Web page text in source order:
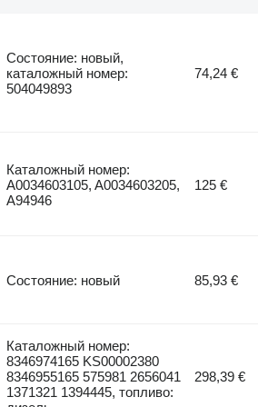
Состояние: новый,
каталожный номер:
504049893
74,24 €
Каталожный номер:
A0034603105, A0034603205,
A94946
125 €
Состояние: новый 85,93 €
Каталожный номер:
8346974165 KS00002380
8346955165 575981 2656041
1371321 1394445, топливо:
298,39 €